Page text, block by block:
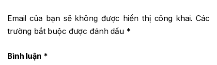
Email của bạn sẽ không được hiển thị công khai. Các
trường bắt buộc được đánh dấu *
Bình luận *